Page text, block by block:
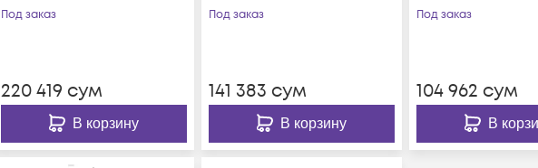
Под заказ
220 419 сум
В корзину
Под заказ
141 383 сум
В корзину
Под заказ
104 962 сум
В